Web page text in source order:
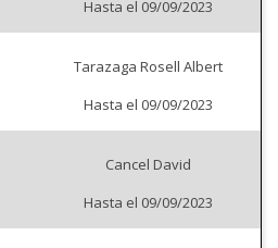
Hasta el 09/09/2023
Tarazaga Rosell Albert
Hasta el 09/09/2023
Cancel David
Hasta el 09/09/2023